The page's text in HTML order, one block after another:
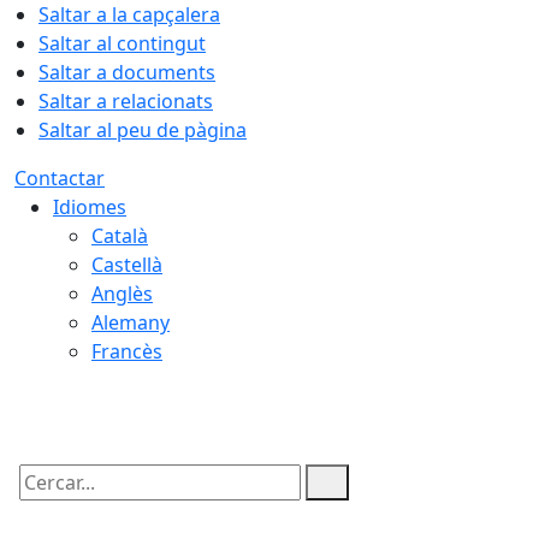
Saltar a la capçalera
Saltar al contingut
Saltar a documents
Saltar a relacionats
Saltar al peu de pàgina
Contactar
Idiomes
Català
Castellà
Anglès
Alemany
Francès
Cercar: